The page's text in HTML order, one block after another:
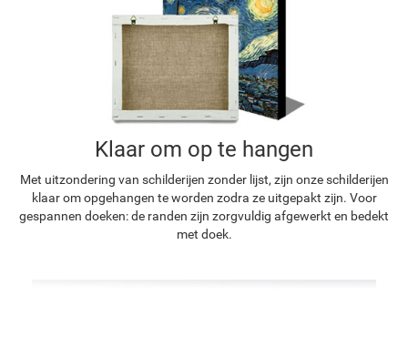
Klaar om op te hangen
Met uitzondering van schilderijen zonder lijst, zijn onze schilderijen
klaar om opgehangen te worden zodra ze uitgepakt zijn. Voor
gespannen doeken: de randen zijn zorgvuldig afgewerkt en bedekt
met doek.